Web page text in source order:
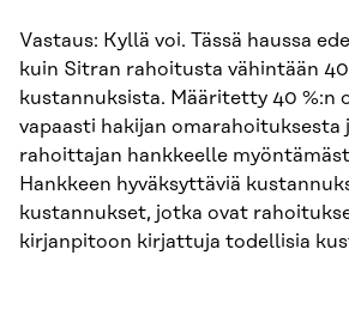
Vastaus: Kyllä voi. Tässä haussa
kuin Sitran rahoitusta vähintään
kustannuksista. Määritetty 40 %:n
vapaasti hakijan omarahoituksesta
rahoittajan hankkeelle
Hankkeen hyväksyttäviä
kustannukset, jotka ovat
kirjanpitoon kirjattuja todellisia